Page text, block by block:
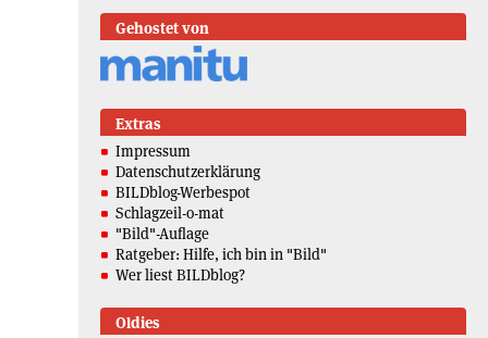
Gehostet von
Extras
Impressum
Datenschutzerklärung
BILDblog-Werbespot
Schlagzeil-o-mat
"Bild"-Auflage
Ratgeber: Hilfe, ich bin in "Bild"
Wer liest BILDblog?
Oldies